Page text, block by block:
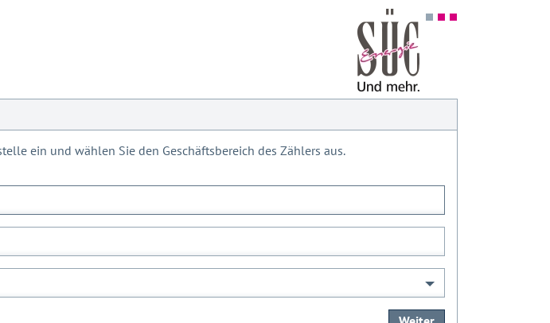
ein und wählen Sie den Geschäftsbereich des Zählers aus.